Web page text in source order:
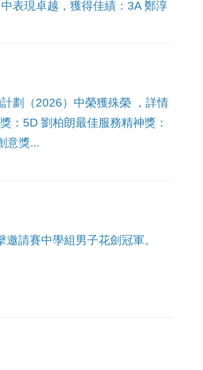
表現卓越，獲得佳績：3A 鄭淳
劃（2026）中榮獲殊榮 ，詳情
：5D 劉柏朗最佳服務精神獎：
意獎...
請賽中學組男子花劍冠軍。